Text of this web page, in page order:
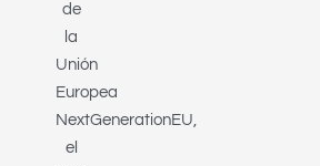
de
la
Unión
Europea
NextGenerationEU,
el